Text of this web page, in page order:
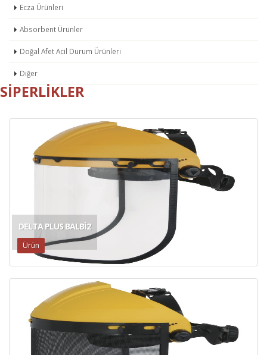
Ecza Ürünleri
Absorbent Ürünler
Doğal Afet Acil Durum Ürünleri
Diğer
SIPERLIKLER
DELTA PLUS BALBI2
Ürün